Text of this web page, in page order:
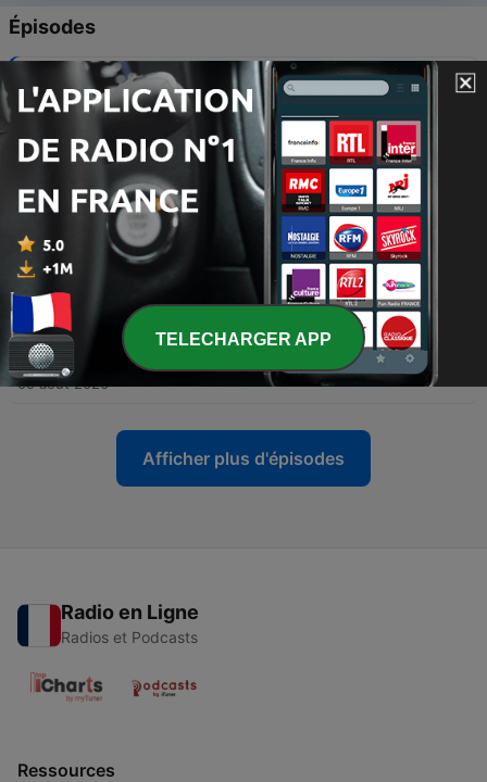
Épisodes
La météo à 7 jours du 06 août 2026
06 août 2026
11872 La météo du 06 août 2026
11871 La météo du 06 août 2026
06 août 2026
- La météo à 7 jours du 05 août 2026
05 août 2026
11869 - La météo du 05 août 2026
05 août 2026
Afficher plus d'épisodes
Radio en Ligne
Radios et Podcasts
Ressources
TELECHARGER APP